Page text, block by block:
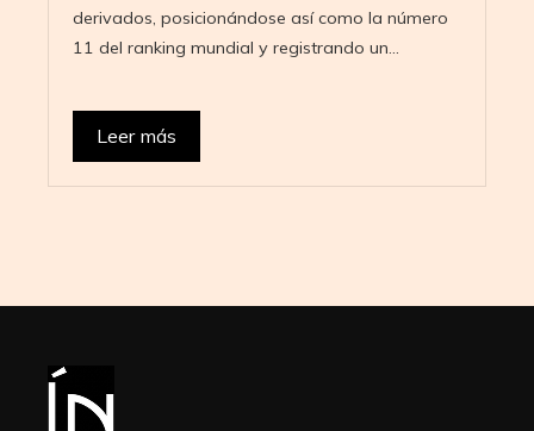
derivados, posicionándose así como la número
11 del ranking mundial y registrando un…
Leer más